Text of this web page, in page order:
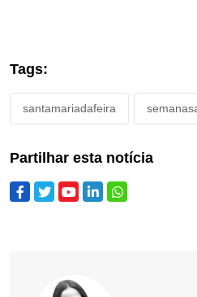
Tags:
santamariadafeira
Partilhar esta notícia